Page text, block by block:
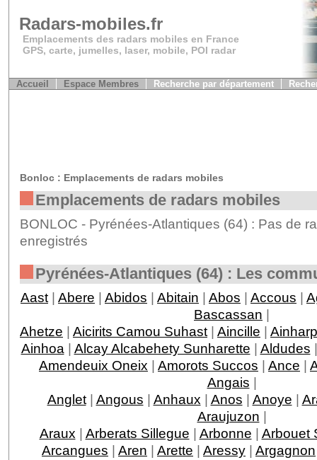
Radars-mobiles.fr
Emplacements des radars mobiles en France
GPS, carte, jumelles, laser, mobile, POI radar
Accueil Espace Membres Recherche par département
Bonloc : Emplacements de radars mobiles
Emplacements de radars mobiles
BONLOC - Pyrénées-Atlantiques (64) : Pas de
enregistrés
Pyrénées-Atlantiques (64) : Les
Aast | Abere | Abidos | Abitain | Abos | Accous |
Bascassan |
Ahetze | Aicirits Camou Suhast | Aincille | Ainharp
Ainhoa | Alcay Alcabehety Sunharette | Aldudes
Amendeuix Oneix | Amorots Succos | Ance |
Angais |
Anglet| Angous | Anhaux | Anos | Anoye |
Araujuzon |
Araux | Arberats Sillegue | Arbonne | Arbouet
Arcangues | Aren | Arette | Aressy | Argagnon